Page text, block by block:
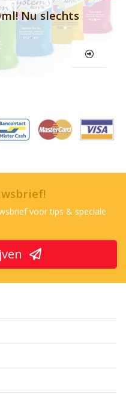
voor tips & speciale